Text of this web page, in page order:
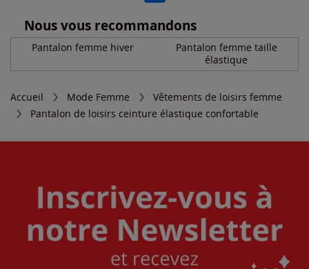
Nous vous recommandons
Pantalon femme hiver
Pantalon femme taille
élastique
Accueil Mode Femme
Vêtements de loisirs femme
Pantalon de loisirs ceinture élastique confortable